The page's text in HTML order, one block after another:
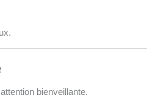
bienveillante.